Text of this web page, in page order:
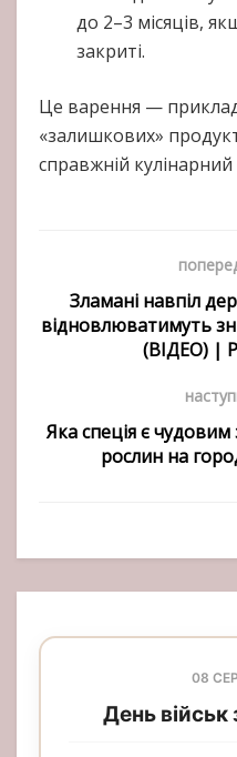
до 2–3 місяців,
закриті.
Це варення — приклад
«залишкових»
справжній кулінарний
Зламані навпіл
відновлюватимуть
(ВІДЕО) |
Яка спеція є
рослин на
08
День військ